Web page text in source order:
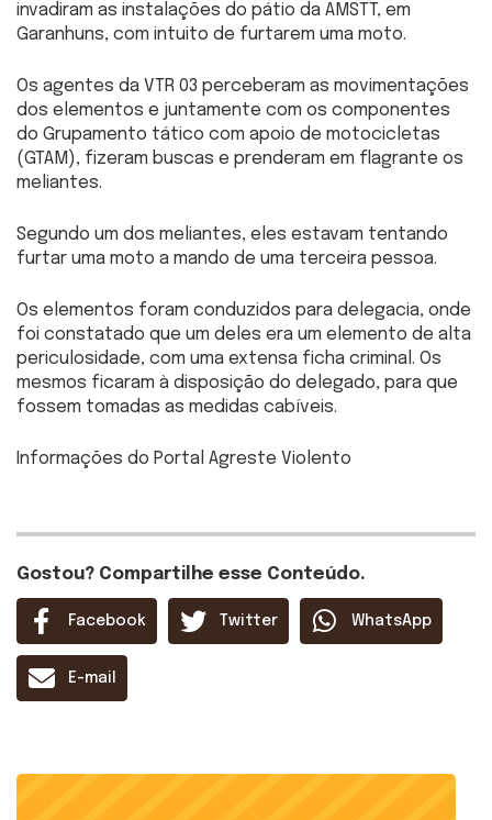
invadiram as instalações do pátio da AMSTT, em
Garanhuns, com intuito de furtarem uma moto.
Os agentes da VTR 03 perceberam as movimentações
dos elementos e juntamente com os componentes
do Grupamento tático com apoio de motocicletas
(GTAM), fizeram buscas e prenderam em flagrante os
meliantes.
Segundo um dos meliantes, eles estavam tentando
furtar uma moto a mando de uma terceira pessoa.
Os elementos foram conduzidos para delegacia, onde
foi constatado que um deles era um elemento de alta
periculosidade, com uma extensa ficha criminal. Os
mesmos ficaram à disposição do delegado, para que
fossem tomadas as medidas cabíveis.
Informações do Portal Agreste Violento
Gostou? Compartilhe esse Conteúdo.
Facebook Twitter WhatsApp
E-mail